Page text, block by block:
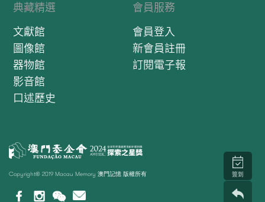
典藏精選
文獻館
圖像館
器物館
影音館
口述歷史
會員服務
會員登入
新會員註冊
訂閱電子報
Copyright© 2019 Macau Memory 澳門記憶 版權所有 簽到